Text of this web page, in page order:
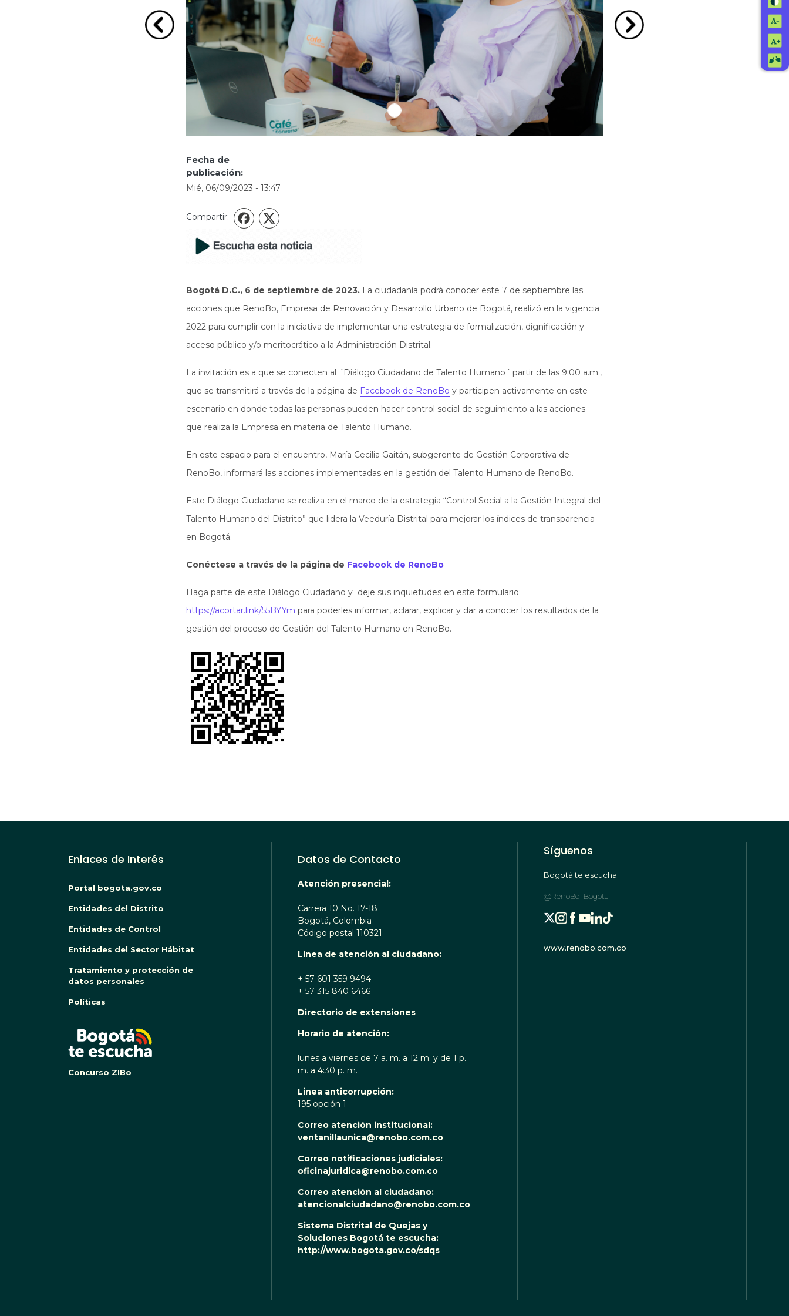
Ir a la imagen Anterior
Fecha de
publicación:
Mié, 06/09/2023 - 13:47
Compartir: Facebook
Bogotá D.C., 6 de septiembre de 2023. La ciudadanía podrá conocer este 7 de septiembre las
acciones que RenoBo, Empresa de Renovación y Desarrollo Urbano de Bogotá, realizó en la vigencia
2022 para cumplir con la iniciativa de implementar una estrategia de formalización, dignificación y
acceso público y/o meritocrático a la Administración Distrital.
La invitación es a que se conecten al ´Diálogo Ciudadano de Talento Humano´ partir de las 9:00 a.m.,
que se transmitirá a través de la página de Facebook de RenoBo y participen activamente en este
escenario en donde todas las personas pueden hacer control social de seguimiento a las acciones
que realiza la Empresa en materia de Talento Humano.
En este espacio para el encuentro, María Cecilia Gaitán, subgerente de Gestión Corporativa de
RenoBo, informará las acciones implementadas en la gestión del Talento Humano de RenoBo.
Este Diálogo Ciudadano se realiza en el marco de la estrategia “Control Social a la Gestión Integral del
Talento Humano del Distrito” que lidera la Veeduría Distrital para mejorar los índices de transparencia
en Bogotá.
Conéctese a través de la página de Facebook de RenoBo
Haga parte de este Diálogo Ciudadano y deje sus inquietudes en este formulario:
https://acortar.link/55BYYm para poderles informar, aclarar, explicar y dar a conocer los resultados de la
gestión del proceso de Gestión del Talento Humano en RenoBo.
Enlaces de Interés
Portal bogota.gov.co
Entidades del Distrito
Entidades de Control
Entidades del Sector Hábitat
Tratamiento y protección de
datos personales
Políticas
Concurso ZIBo
Datos de Contacto
Atención presencial:
Carrera 10 No. 17-18
Bogotá, Colombia
Código postal 110321
Línea de atención al ciudadano:
+ 57 601 359 9494
+ 57 315 840 6466
Directorio de extensiones
Horario de atención:
lunes a viernes de 7 a. m. a 12 m. y de 1 p.
m. a 4:30 p. m.
Linea anticorrupción:
195 opción 1
Correo atención institucional:
ventanillaunica@renobo.com.co
Correo notificaciones judiciales:
oficinajuridica@renobo.com.co
Correo atención al ciudadano:
atencionalciudadano@renobo.com.co
Sistema Distrital de Quejas y
Soluciones Bogotá te escucha:
http://www.bogota.gov.co/sdqs
Síguenos
Bogotá te escucha
@RenoBo_Bogota
www.renobo.com.co